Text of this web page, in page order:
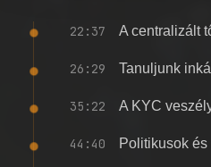
22:37 A centralizált
26:29 Tanuljunk
35:22 A KYC
44:40 Politikusok és